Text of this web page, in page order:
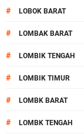
# LOBOK BARAT
# LOMBAK BARAT
# LOMBIK TENGAH
# LOMBIK TIMUR
# LOMBK BARAT
# LOMBK TENGAH